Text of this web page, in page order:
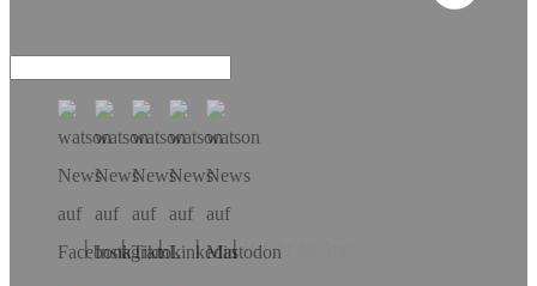
Hol dir die App!